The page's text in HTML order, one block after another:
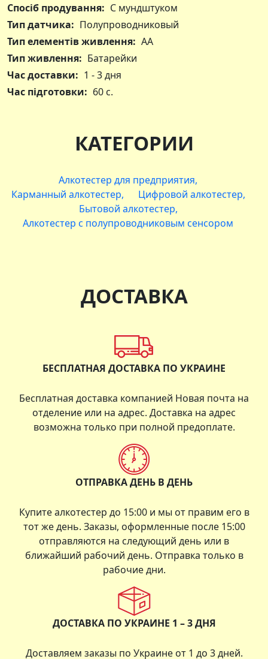
Спосіб продування: С мундштуком
Тип датчика: Полупроводниковый
Тип елементів живлення: АА
Тип живлення: Батарейки
Час доставки: 1 - 3 дня
Час підготовки: 60 с.
КАТЕГОРИИ
Алкотестер для предприятия
Карманный алкотестер
Цифровой алкотестер
Бытовой алкотестер
Алкотестер с полупроводниковым сенсором
ДОСТАВКА
БЕСПЛАТНАЯ ДОСТАВКА ПО УКРАИНЕ
Бесплатная доставка компанией Новая почта на
отделение или на адрес. Доставка на адрес
возможна только при полной предоплате.
ОТПРАВКА ДЕНЬ В ДЕНЬ
Купите алкотестер до 15:00 и мы от правим его в
тот же день. Заказы, оформленные после 15:00
отправляются на следующий день или в
ближайший рабочий день. Отправка только в
рабочие дни.
ДОСТАВКА ПО УКРАИНЕ 1 – 3 ДНЯ
Доставляем заказы по Украине от 1 до 3 дней.